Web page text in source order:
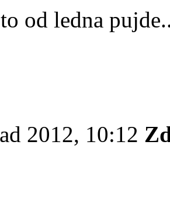
od ledna
2012, 10:12